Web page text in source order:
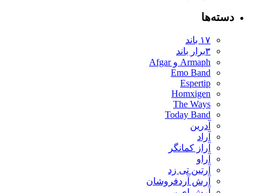
دسته‌ها
۱۷ باند
۳برار باند
Armaph و Afgar
Emo Band
Espertip
Homxigen
The Ways
Today Band
آدرین
آراد
آراز کمانگر
آراو
آرتین تی زد
آرش آردفروشان